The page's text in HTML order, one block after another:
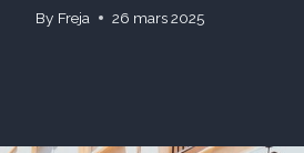
By Freja 26 mars 2025